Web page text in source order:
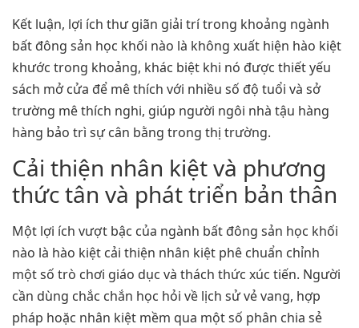
Kết luận, lợi ích thư giãn giải trí trong khoảng ngành
bất đông sản học khối nào là không xuất hiện hào kiệt
khước trong khoảng, khác biệt khi nó được thiết yếu
sách mở cửa để mê thích với nhiều số độ tuổi và sở
trường mê thích nghi, giúp người ngôi nhà tậu hàng
hàng bảo trì sự cân bằng trong thị trường.
Cải thiện nhân kiệt và phương
thức tân và phát triển bản thân
Một lợi ích vượt bậc của ngành bất đông sản học khối
nào là hào kiệt cải thiện nhân kiệt phê chuẩn chỉnh
một số trò chơi giáo dục và thách thức xúc tiến. Người
cần dùng chắc chắn học hỏi về lịch sử vẻ vang, hợp
pháp hoặc nhân kiệt mềm qua một số phân chia sẻ